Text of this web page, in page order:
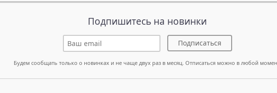
Подпишитесь на новинки
Подписаться
Будем сообщать только о новинках и не чаще двух раз в месяц. Отписаться можно в любой